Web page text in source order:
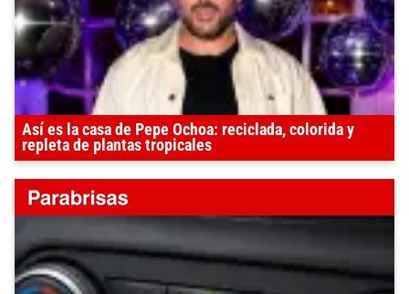
Así es la casa de Pepe Ochoa: reciclada, colorida y
repleta de plantas tropicales